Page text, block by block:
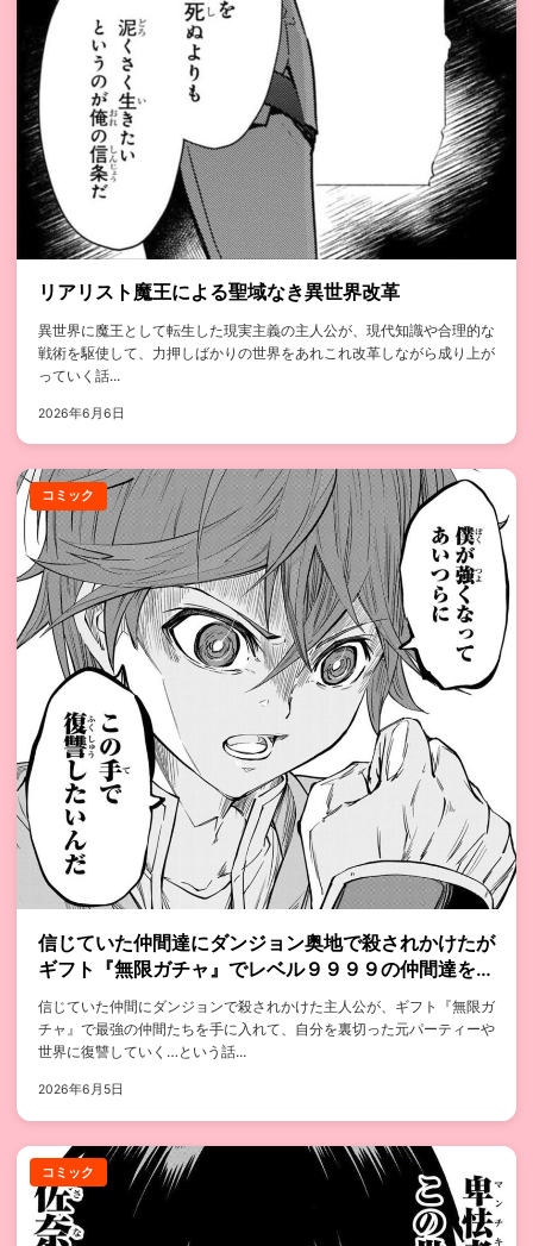
リアリスト魔王による聖域なき異世界改革
異世界に魔王として転生した現実主義の主人公が、現代知識や合理的な
戦術を駆使して、力押しばかりの世界をあれこれ改革しながら成り上が
っていく話...
2026年6月6日
コミック
信じていた仲間達にダンジョン奥地で殺されかけたが
ギフト『無限ガチャ』でレベル９９９９の仲間達を手
に入れて元パーティーメンバーと世界に復讐＆『ざま
ぁ！』します！
信じていた仲間にダンジョンで殺されかけた主人公が、ギフト『無限ガ
チャ』で最強の仲間たちを手に入れて、自分を裏切った元パーティーや
世界に復讐していく…という話...
2026年6月5日
コミック